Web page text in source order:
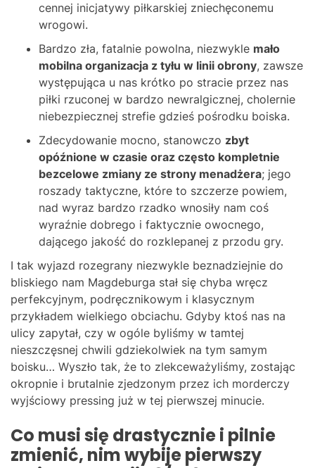
cennej inicjatywy piłkarskiej zniechęconemu
wrogowi.
Bardzo zła, fatalnie powolna, niezwykle mało
mobilna organizacja z tyłu w linii obrony, zawsze
występująca u nas krótko po stracie przez nas
piłki rzuconej w bardzo newralgicznej, cholernie
niebezpiecznej strefie gdzieś pośrodku boiska.
Zdecydowanie mocno, stanowczo zbyt
opóźnione w czasie oraz często kompletnie
bezcelowe zmiany ze strony menadżera; jego
roszady taktyczne, które to szczerze powiem,
nad wyraz bardzo rzadko wnosiły nam coś
wyraźnie dobrego i faktycznie owocnego,
dającego jakość do rozklepanej z przodu gry.
I tak wyjazd rozegrany niezwykle beznadziejnie do
bliskiego nam Magdeburga stał się chyba wręcz
perfekcyjnym, podręcznikowym i klasycznym
przykładem wielkiego obciachu. Gdyby ktoś nas na
ulicy zapytał, czy w ogóle byliśmy w tamtej
nieszczęsnej chwili gdziekolwiek na tym samym
boisku… Wyszło tak, że to zlekceważyliśmy, zostając
okropnie i brutalnie zjedzonym przez ich morderczy
wyjściowy pressing już w tej pierwszej minucie.
Co musi się drastycznie i pilnie
zmienić, nim wybije pierwszy